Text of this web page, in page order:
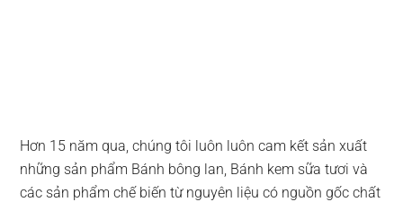
Hơn 15 năm qua, chúng tôi luôn luôn cam kết sản xuất
những sản phẩm Bánh bông lan, Bánh kem sữa tươi và
các sản phẩm chế biến từ nguyên liệu có nguồn gốc chất